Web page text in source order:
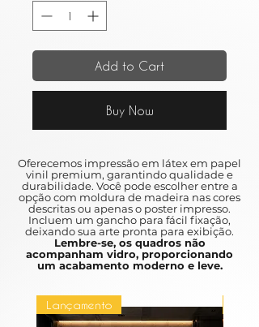
Add to Cart
Buy Now
Oferecemos impressão em látex em papel
vinil premium, garantindo qualidade e
durabilidade. Você pode escolher entre a
opção com moldura de madeira nas cores
descritas ou apenas o poster impresso.
Incluem um gancho para fácil fixação,
deixando sua arte pronta para exibição.
Lembre-se, os quadros não
acompanham vidro, proporcionando
um acabamento moderno e leve.
Lançamento